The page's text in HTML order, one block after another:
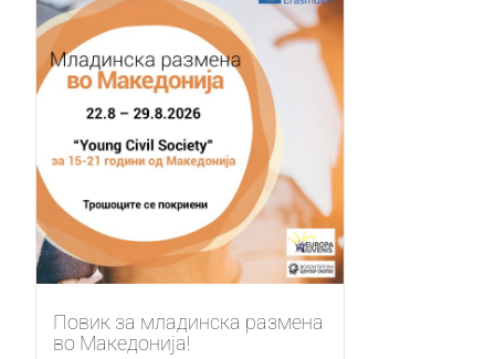
Повик за младинска размена
во Македонија!